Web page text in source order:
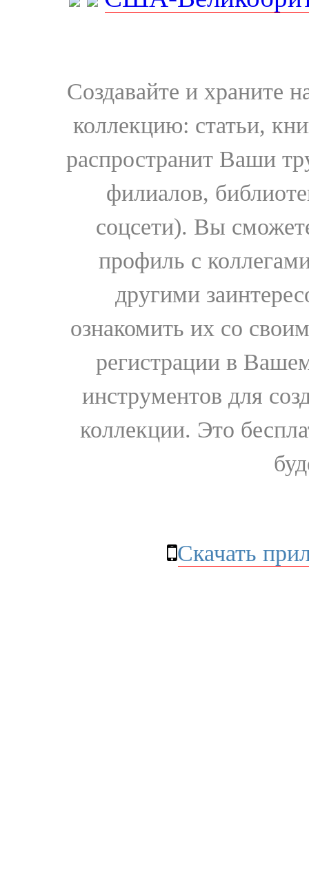
Создавайте и храните
коллекцию: статьи,
распространит Ваши
филиалов,
соцсети). Вы
профиль с
другими
ознакомить их со
регистрации в
инструментов для
коллекции. Это
Скачать